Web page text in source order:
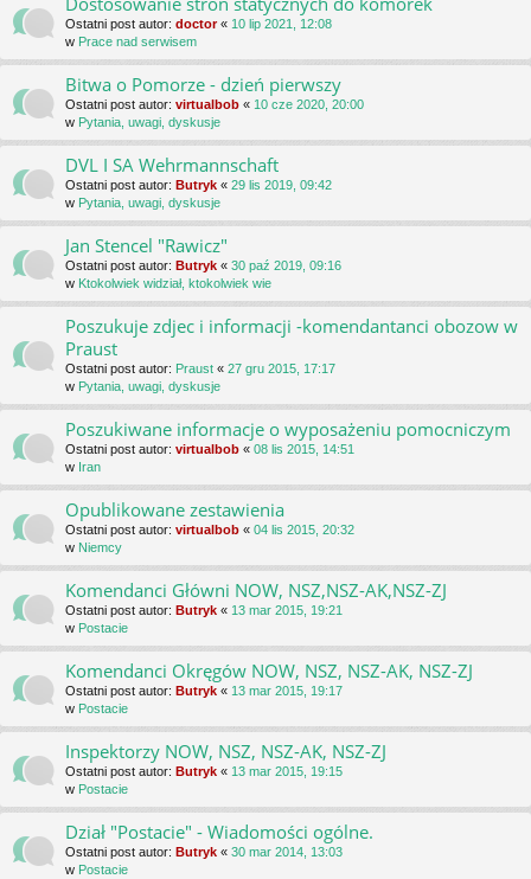
Ostatni post autor: doctor« 10 lip 2021, 12:08
w Prace nad serwisem
Bitwa o Pomorze - dzień pierwszy
Ostatni post autor: virtualbob « 10 cze 2020, 20:00
w Pytania, uwagi, dyskusje
DVL I SA Wehrmannschaft
Ostatni post autor: Butryk « 29 lis 2019, 09:42
w Pytania, uwagi, dyskusje
Jan Stencel "Rawicz"
Ostatni post autor: Butryk « 30 paź 2019, 09:16
w Ktokolwiek widział, ktokolwiek wie
Poszukuje zdjec i informacji -komendantanci obozow w
Praust
Ostatni post autor: Praust « 27 gru 2015, 17:17
w Pytania, uwagi, dyskusje
Poszukiwane informacje o wyposażeniu pomocniczym
Ostatni post autor: virtualbob « 08 lis 2015, 14:51
w Iran
Opublikowane zestawienia
Ostatni post autor: virtualbob « 04 lis 2015, 20:32
w Niemcy
Komendanci Główni NOW, NSZ,NSZ-AK,NSZ-ZJ
Ostatni post autor: Butryk « 13 mar 2015, 19:21
w Postacie
Komendanci Okręgów NOW, NSZ, NSZ-AK, NSZ-ZJ
Ostatni post autor: Butryk « 13 mar 2015, 19:17
w Postacie
Inspektorzy NOW, NSZ, NSZ-AK, NSZ-ZJ
Ostatni post autor: Butryk « 13 mar 2015, 19:15
w Postacie
Dział "Postacie" - Wiadomości ogólne.
Ostatni post autor: Butryk « 30 mar 2014, 13:03
w Postacie